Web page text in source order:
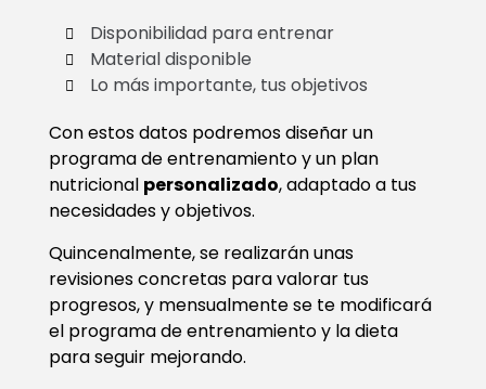
Disponibilidad para entrenar
Material disponible
Lo más importante, tus objetivos
Con estos datos podremos diseñar un
programa de entrenamiento y un plan
nutricional personalizado, adaptado a tus
necesidades y objetivos.
Quincenalmente, se realizarán unas
revisiones concretas para valorar tus
progresos, y mensualmente se te modificará
el programa de entrenamiento y la dieta
para seguir mejorando.